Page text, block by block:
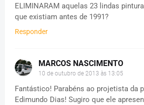
ELIMINARAM aquelas 23 lindas
que existiam antes de 1991?
Responder
MARCOS NASCIMENTO
10 de outubro de 2013 às 13:05
Fantástico! Parabéns ao projetista da
Edimundo Dias! Sugiro que ele